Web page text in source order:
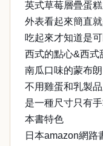
英式草莓層疊蛋糕
外表看起來簡直
吃起來才知道是
西式的點心&西式
南瓜口味的蒙布朗
不用雞蛋和乳製
是一種尺寸只有
本書特色
日本amazon網路